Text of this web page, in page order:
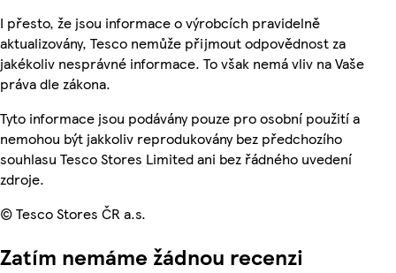
I přesto, že jsou informace o výrobcích pravidelně
aktualizovány, Tesco nemůže přijmout odpovědnost za
jakékoliv nesprávné informace. To však nemá vliv na Vaše
práva dle zákona.
Tyto informace jsou podávány pouze pro osobní použití a
nemohou být jakkoliv reprodukovány bez předchozího
souhlasu Tesco Stores Limited ani bez řádného uvedení
zdroje.
© Tesco Stores ČR a.s.
Zatím nemáme žádnou recenzi